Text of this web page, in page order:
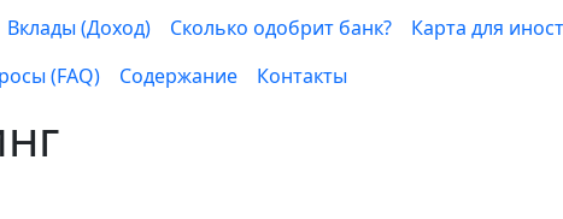
Вклады (Доход) Сколько одобрит банк?
Карта для
(FAQ) Содержание Контакты